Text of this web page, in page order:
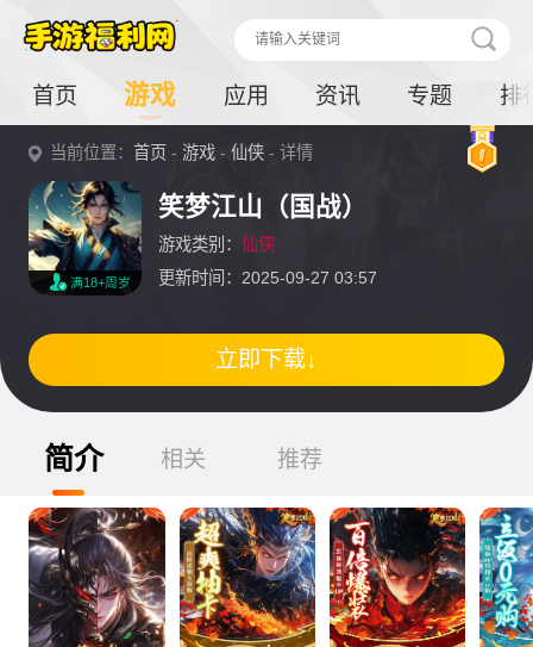
首页 游戏 应用 资讯 专题 排
当前位置：首页 -游戏 -仙侠 - 详情
满18+周岁
笑梦江山（国战）
游戏类别： 仙侠
更新时间：2025-09-27 03:57
立即下载↓
简介 相关 推荐